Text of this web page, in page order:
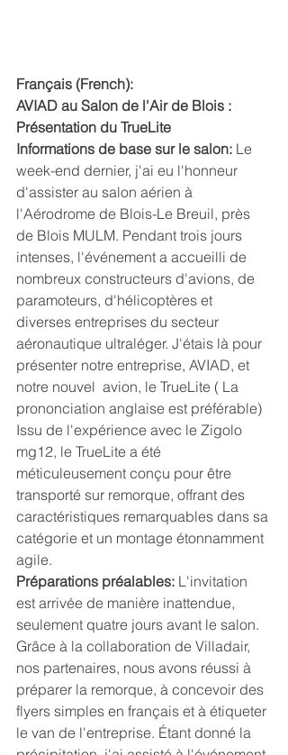
Français (French):
AVIAD au Salon de l'Air de Blois :
Présentation du TrueLite
Informations de base sur le salon: Le
week-end dernier, j'ai eu l'honneur
d'assister au salon aérien à
l'Aérodrome de Blois-Le Breuil, près
de Blois MULM. Pendant trois jours
intenses, l'événement a accueilli de
nombreux constructeurs d'avions, de
paramoteurs, d'hélicoptères et
diverses entreprises du secteur
aéronautique ultraléger. J'étais là pour
présenter notre entreprise, AVIAD, et
notre nouvel  avion, le TrueLite ( La
prononciation anglaise est préférable)
Issu de l'expérience avec le Zigolo
mg12, le TrueLite a été
méticuleusement conçu pour être
transporté sur remorque, offrant des
caractéristiques remarquables dans sa
catégorie et un montage étonnamment
agile.
Préparations préalables: L'invitation
est arrivée de manière inattendue,
seulement quatre jours avant le salon.
Grâce à la collaboration de Villadair,
nos partenaires, nous avons réussi à
préparer la remorque, à concevoir des
flyers simples en français et à étiqueter
le van de l'entreprise. Étant donné la